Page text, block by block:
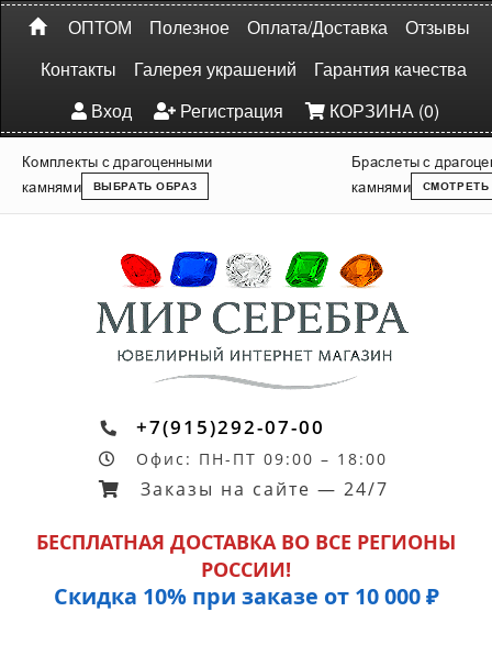
ОПТОМ Полезное Оплата/Доставка
Отзывы
Контакты
Галерея украшений
Гарантия качества
Вход
Регистрация КОРЗИНА (0)
Комплекты с драгоценными
камнями
ВЫБРАТЬ ОБРАЗ
Браслеты с
камнями
СМОТРЕТЬ
+7(915)292-07-00
Офис: ПН-ПТ 09:00 – 18:00
Заказы на сайте — 24/7
БЕСПЛАТНАЯ ДОСТАВКА ВО ВСЕ РЕГИОНЫ
РОССИИ!
Скидка 10% при заказе от 10 000 ₽